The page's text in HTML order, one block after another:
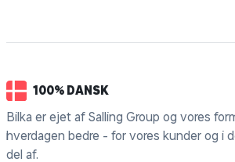
100% DANSK
Bilka er ejet af Salling Group og vores
hverdagen bedre - for vores kunder og i
del af.